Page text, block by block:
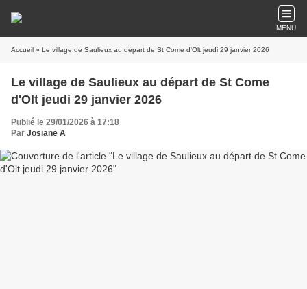
MENU
Accueil » Le village de Saulieux au départ de St Come d'Olt jeudi 29 janvier 2026
Le village de Saulieux au départ de St Come
d'Olt jeudi 29 janvier 2026
Publié le 29/01/2026 à 17:18
Par Josiane A